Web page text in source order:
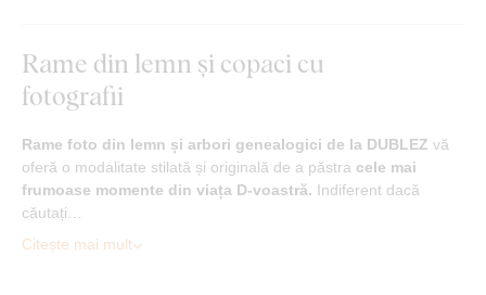
Rame din lemn și copaci cu
fotografii
Rame foto din lemn și arbori genealogici de la DUBLEZ vă
oferă o modalitate stilată și originală de a păstra cele mai
frumoase momente din viața D-voastră. Indiferent dacă
căutați…
Citește mai mult